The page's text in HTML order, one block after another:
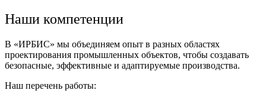
Наши компетенции
В «ИРБИС» мы объединяем опыт в разных областях
проектирования промышленных объектов, чтобы создавать
безопасные, эффективные и адаптируемые производства.
Наш перечень работы: